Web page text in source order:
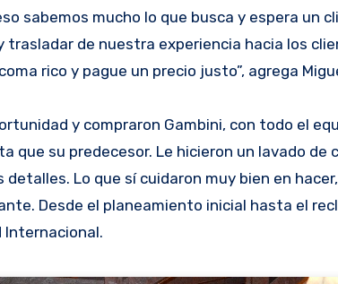
sabemos mucho lo que busca y espera un
de nuestra experiencia hacia los
rico y pague un precio justo”, agrega
y compraron Gambini, con todo el
que su predecesor. Le hicieron un lavado de
Lo que sí cuidaron muy bien en
Desde el planeamiento inicial hasta el